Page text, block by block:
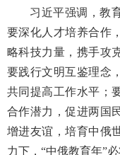
习近平强调，教
要深化人才培养合作
略科技力量，携手攻
要践行文明互鉴理念
共同提高工作水平；
合作潜力，促进两国
增进友谊，培育中俄
力下，“中俄教育年”